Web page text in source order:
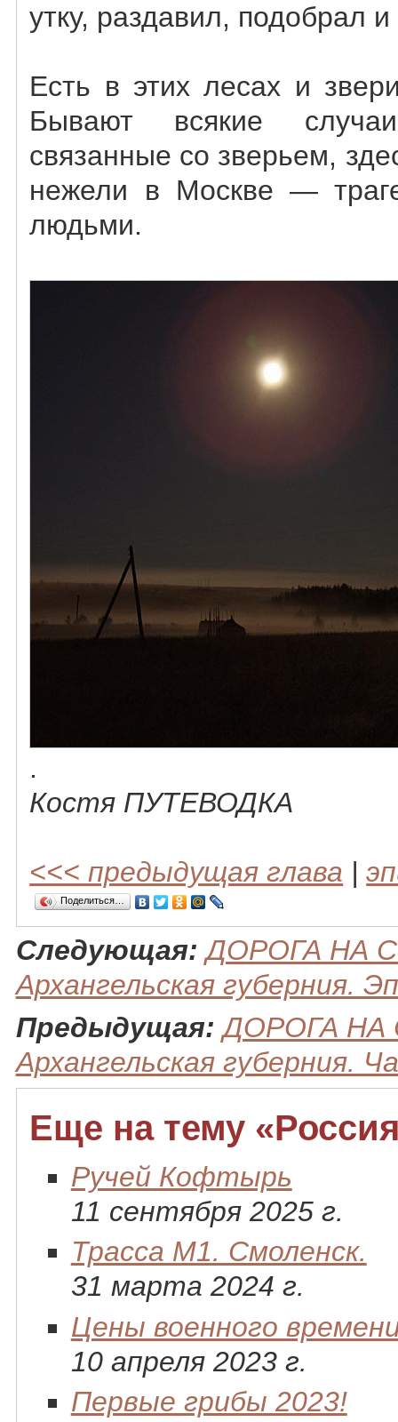
утку, раздавил, подобрал
Есть в этих лесах и
Бывают всякие
связанные со зверьем,
нежели в Москве —
людьми.
.
Костя ПУТЕВОДКА
<<< предыдущая глава |
Поделиться…
Следующая: ДОРОГА НА
Архангельская губерния.
Предыдущая: ДОРОГА НА
Архангельская губерния.
Еще на тему
Ручей Кофтырь
11 сентября 2025 г.
Трасса М1. Смоленск.
31 марта 2024 г.
Цены военного
10 апреля 2023 г.
Первые грибы 2023!